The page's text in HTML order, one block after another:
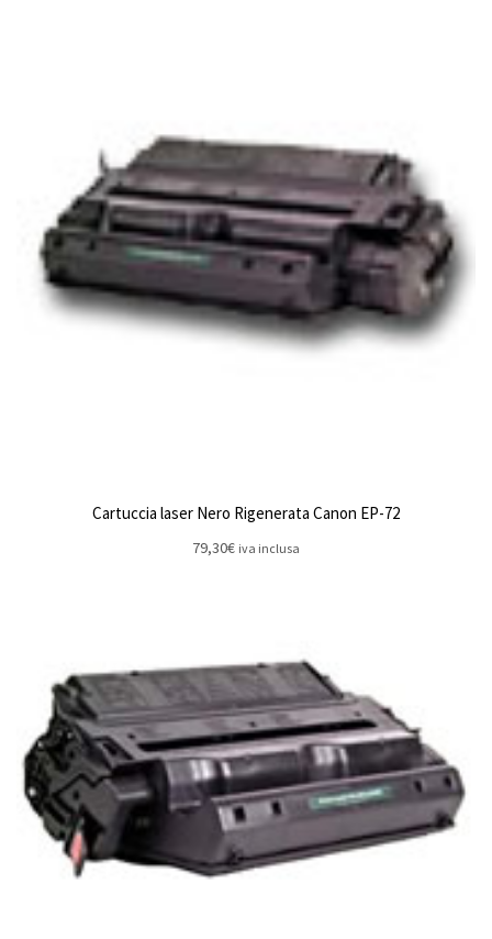
Cartuccia laser Nero Rigenerata Canon EP-72
79,30€ iva inclusa